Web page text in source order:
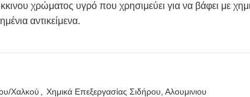
χρώματος υγρό που χρησιμεύει για να βάφει με
αντικείμενα.
Χαλκού Χημικά Επεξεργασίας Σιδήρου, Αλουμινιου